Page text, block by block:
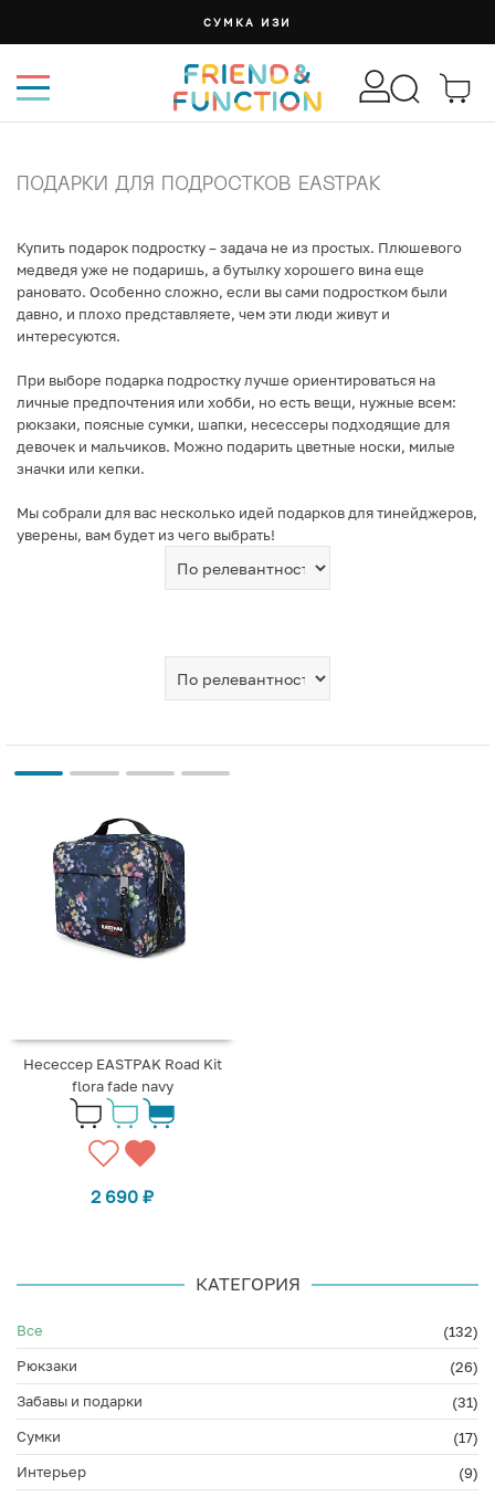
СУМКА ИЗИ
ПОДАРКИ ДЛЯ ПОДРОСТКОВ EASTPAK
Купить подарок подростку – задача не из простых. Плюшевого
медведя уже не подаришь, а бутылку хорошего вина еще
рановато. Особенно сложно, если вы сами подростком были
давно, и плохо представляете, чем эти люди живут и
интересуются.
При выборе подарка подростку лучше ориентироваться на
личные предпочтения или хобби, но есть вещи, нужные всем:
рюкзаки, поясные сумки, шапки, несессеры подходящие для
девочек и мальчиков. Можно подарить цветные носки, милые
значки или кепки.
Мы собрали для вас несколько идей подарков для тинейджеров,
уверены, вам будет из чего выбрать!
Несессер EASTPAK Road Kit
flora fade navy
2 690 ₽
КАТЕГОРИЯ
Все
(132)
Рюкзаки
(26)
Забавы и подарки
(31)
Сумки
(17)
Интерьер
(9)